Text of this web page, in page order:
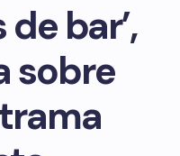
bar’,
sobre